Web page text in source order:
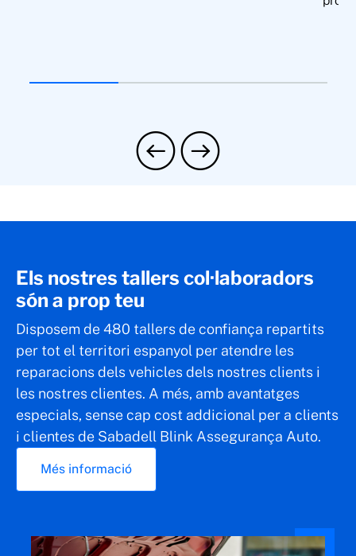
Els nostres tallers col·laboradors
són a prop teu
Disposem de 480 tallers de confiança repartits
per tot el territori espanyol per atendre les
reparacions dels vehicles dels nostres clients i
les nostres clientes. A més, amb avantatges
especials, sense cap cost addicional per a clients
i clientes de Sabadell Blink Assegurança Auto.
Més informació